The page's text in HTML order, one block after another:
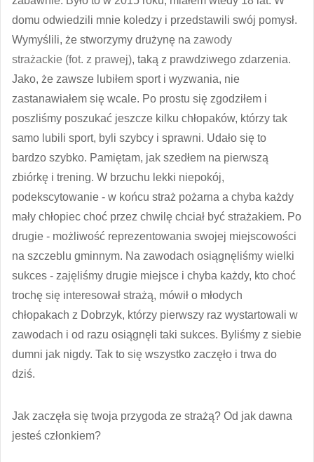
domu odwiedzili mnie koledzy i przedstawili swój pomysł.
Wymyślili, że stworzymy drużynę na zawody
strażackie (fot. z prawej), taką z prawdziwego zdarzenia.
Jako, że zawsze lubiłem sport i wyzwania, nie
zastanawiałem się wcale. Po prostu się zgodziłem i
poszliśmy poszukać jeszcze kilku chłopaków, którzy tak
samo lubili sport, byli szybcy i sprawni. Udało się to
bardzo szybko. Pamiętam, jak szedłem na pierwszą
zbiórkę i trening. W brzuchu lekki niepokój,
podekscytowanie - w końcu straż pożarna a chyba każdy
mały chłopiec choć przez chwilę chciał być strażakiem. Po
drugie - możliwość reprezentowania swojej miejscowości
na szczeblu gminnym. Na zawodach osiągnęliśmy wielki
sukces - zajęliśmy drugie miejsce i chyba każdy, kto choć
trochę się interesował strażą, mówił o młodych
chłopakach z Dobrzyk, którzy pierwszy raz wystartowali w
zawodach i od razu osiągnęli taki sukces. Byliśmy z siebie
dumni jak nigdy. Tak to się wszystko zaczęło i trwa do
dziś.
Jak zaczęła się twoja przygoda ze strażą? Od jak dawna
jesteś członkiem?